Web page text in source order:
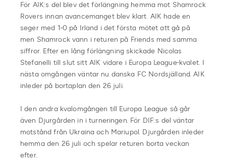
För AIK:s del blev det förlängning hemma mot Shamrock
Rovers innan avancemanget blev klart. AIK hade en
seger med 1-0 på Irland i det första mötet att gå på
men Shamrock vann i returen på Friends med samma
siffror. Efter en lång förlängning skickade Nicolas
Stefanelli till slut sitt AIK vidare i Europa League-kvalet. I
nästa omgången väntar nu danska FC Nordsjälland. AIK
inleder på bortaplan den 26 juli.
I den andra kvalomgången till Europa League så går
även Djurgården in i turneringen. För DIF:s del väntar
motstånd från Ukraina och Mariupol. Djurgården inleder
hemma den 26 juli och spelar returen borta veckan
efter.